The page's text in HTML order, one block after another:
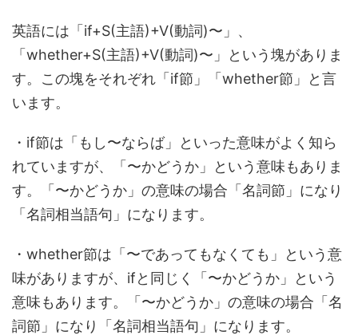
英語には「if+S(主語)+V(動詞)〜」、
「whether+S(主語)+V(動詞)〜」という塊がありま
す。この塊をそれぞれ「if節」「whether節」と言
います。
・if節は「もし〜ならば」といった意味がよく知ら
れていますが、「〜かどうか」という意味もありま
す。「〜かどうか」の意味の場合「名詞節」になり
「名詞相当語句」になります。
・whether節は「〜であってもなくても」という意
味がありますが、ifと同じく「〜かどうか」という
意味もあります。「〜かどうか」の意味の場合「名
詞節」になり「名詞相当語句」になります。